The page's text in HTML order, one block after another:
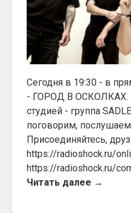
Сегодня в 19:30 - в
- ГОРОД В ОСКОЛКАХ.
студией - группа
поговорим,
Присоединяйтесь,
https://radioshock.ru/
https://radioshock.ru/
Читать далее →